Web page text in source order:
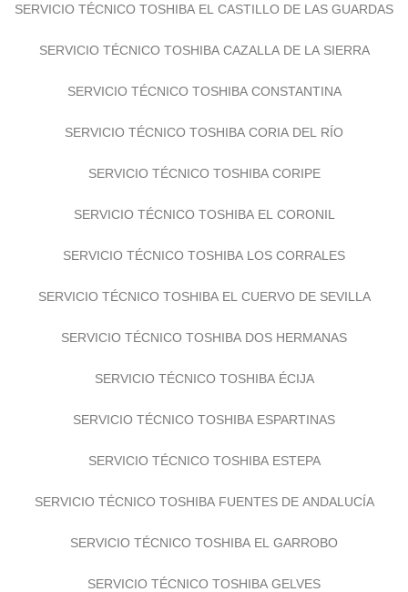
SERVICIO TÉCNICO TOSHIBA EL CASTILLO DE LAS GUARDAS
SERVICIO TÉCNICO TOSHIBA CAZALLA DE LA SIERRA
SERVICIO TÉCNICO TOSHIBA CONSTANTINA
SERVICIO TÉCNICO TOSHIBA CORIA DEL RÍO
SERVICIO TÉCNICO TOSHIBA CORIPE
SERVICIO TÉCNICO TOSHIBA EL CORONIL
SERVICIO TÉCNICO TOSHIBA LOS CORRALES
SERVICIO TÉCNICO TOSHIBA EL CUERVO DE SEVILLA
SERVICIO TÉCNICO TOSHIBA DOS HERMANAS
SERVICIO TÉCNICO TOSHIBA ÉCIJA
SERVICIO TÉCNICO TOSHIBA ESPARTINAS
SERVICIO TÉCNICO TOSHIBA ESTEPA
SERVICIO TÉCNICO TOSHIBA FUENTES DE ANDALUCÍA
SERVICIO TÉCNICO TOSHIBA EL GARROBO
SERVICIO TÉCNICO TOSHIBA GELVES